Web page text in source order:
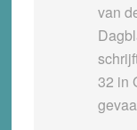
van
32 in